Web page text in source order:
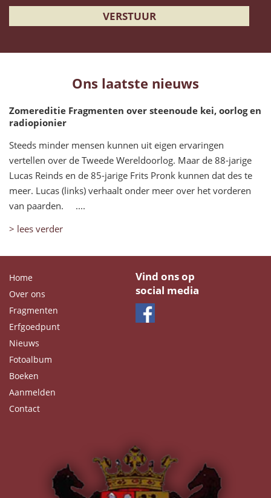
Ons laatste nieuws
Zomereditie Fragmenten over steenoude kei, oorlog en
radiopionier
Steeds minder mensen kunnen uit eigen ervaringen
vertellen over de Tweede Wereldoorlog. Maar de 88-jarige
Lucas Reinds en de 85-jarige Frits Pronk kunnen dat des te
meer. Lucas (links) verhaalt onder meer over het vorderen
van paarden. ....
> lees verder
Home
Over ons
Fragmenten
Erfgoedpunt
Nieuws
Fotoalbum
Boeken
Aanmelden
Contact
Vind ons op
social media